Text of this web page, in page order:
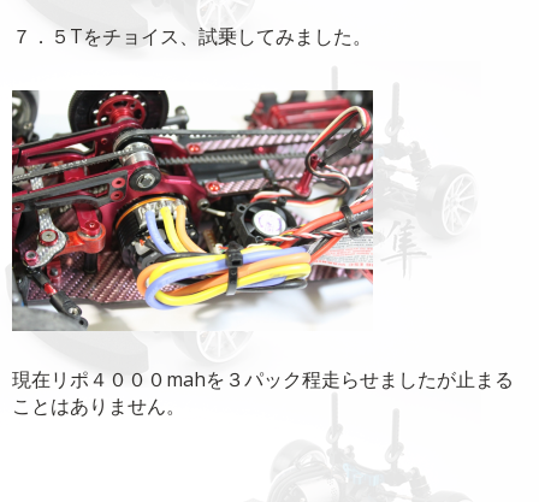
７．５Tをチョイス、試乗してみました。
現在リポ４０００mahを３パック程走らせましたが止まる
ことはありません。